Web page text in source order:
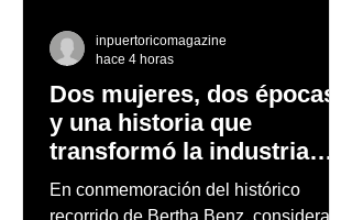
Dos mujeres, dos épocas
y una historia que
transformó la industria
automotriz
En conmemoración del histórico
inpuertoricomagazine
hace 4 horas